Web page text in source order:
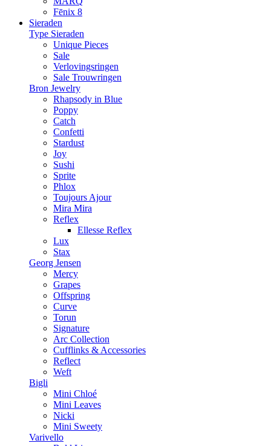
Fēnix 8
Sieraden
Type Sieraden
Unique Pieces
Sale
Verlovingsringen
Sale Trouwringen
Bron Jewelry
Rhapsody in Blue
Poppy
Catch
Confetti
Stardust
Joy
Sushi
Sprite
Phlox
Toujours Ajour
Mira Mira
Reflex
Ellesse Reflex
Lux
Stax
Georg Jensen
Mercy
Grapes
Offspring
Curve
Torun
Signature
Arc Collection
Cufflinks & Accessories
Reflect
Weft
Bigli
Mini Chloé
Mini Leaves
Nicki
Mini Sweety
Varivello